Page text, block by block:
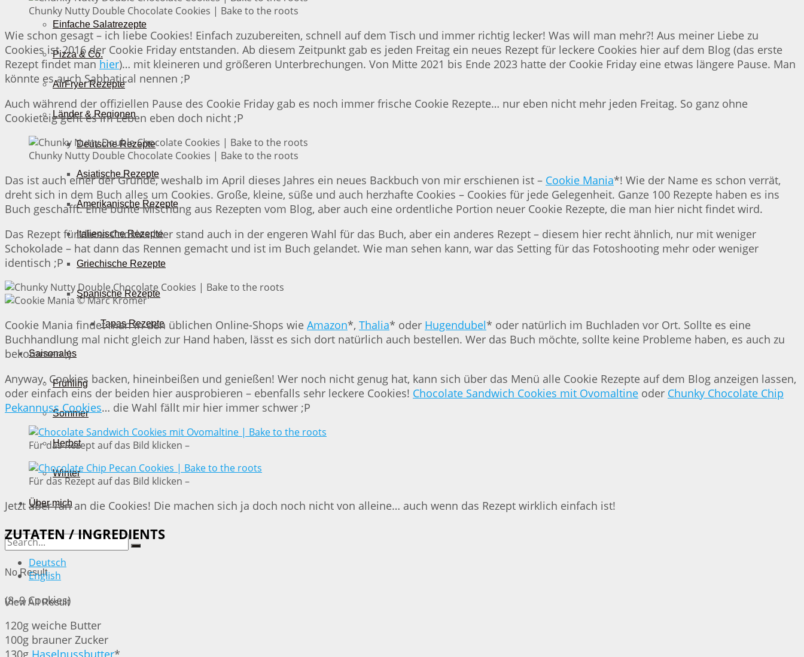
Einfache Salatrezepte
Pizza & Co.
AirFryer Rezepte
Länder & Regionen
Deutsche Rezepte
Asiatische Rezepte
Amerikanische Rezepte
Italienische Rezepte
Griechische Rezepte
Spanische Rezepte
Tapas Rezepte
Saisonales
Frühling
Sommer
Herbst
Winter
Über mich
No Result
View All Result
Chunky Nutty Double Chocolate Cookies | Bake to the roots
Wie schon gesagt – ich liebe Cookies! Einfach zuzubereiten, schnell auf dem Tisch und immer richtig lecker! Was will man mehr?! Aus meiner Liebe zu
Cookies ist 2016 der Cookie Friday entstanden. Ab diesem Zeitpunkt gab es jeden Freitag ein neues Rezept für leckere Cookies hier auf dem Blog (das erste
Rezept findet man hier)… mit kleineren und größeren Unterbrechungen. Von Mitte 2021 bis Ende 2023 hatte der Cookie Friday eine etwas längere Pause. Man
könnte es auch Sabbatical nennen ;P
Auch während der offiziellen Pause des Cookie Friday gab es noch immer frische Cookie Rezepte… nur eben nicht mehr jeden Freitag. So ganz ohne
Cookieteig geht es im Leben eben doch nicht ;P
Chunky Nutty Double Chocolate Cookies | Bake to the roots
Das ist auch einer der Gründe, weshalb im April dieses Jahres ein neues Backbuch von mir erschienen ist – Cookie Mania*! Wie der Name es schon verrät,
dreht sich in dem Buch alles um Cookies. Große, kleine, süße und auch herzhafte Cookies – Cookies für jede Gelegenheit. Ganze 100 Rezepte haben es ins
Buch geschafft. Eine bunte Mischung aus Rezepten vom Blog, aber auch eine ordentliche Portion neuer Cookie Rezepte, die man hier nicht findet wird.
Das Rezept für diese Cookies hier stand auch in der engeren Wahl für das Buch, aber ein anderes Rezept – diesem hier recht ähnlich, nur mit weniger
Schokolade – hat dann das Rennen gemacht und ist im Buch gelandet. Wie man sehen kann, war das Setting für das Fotoshooting mehr oder weniger
identisch ;P
Cookie Mania findet man in den üblichen Online-Shops wie Amazon*, Thalia* oder Hugendubel* oder natürlich im Buchladen vor Ort. Sollte es eine
Buchhandlung mal nicht gleich zur Hand haben, lässt es sich dort natürlich auch bestellen. Wer das Buch möchte, sollte keine Probleme haben, es auch zu
bekommen ;)
Anyway. Cookies backen, hineinbeißen und genießen! Wer noch nicht genug hat, kann sich über das Menü alle Cookie Rezepte auf dem Blog anzeigen lassen,
oder einfach eins der beiden hier ausprobieren – ebenfalls sehr leckere Cookies! Chocolate Sandwich Cookies mit Ovomaltine oder Chunky Chocolate Chip
Pekannuss Cookies… die Wahl fällt mir hier immer schwer ;P
Für das Rezept auf das Bild klicken –
Für das Rezept auf das Bild klicken –
Jetzt aber ran an die Cookies! Die machen sich ja doch noch nicht von alleine… auch wenn das Rezept wirklich einfach ist!
ZUTATEN / INGREDIENTS
Deutsch
English
(8–9 Cookies)
120g weiche Butter
100g brauner Zucker
130g Haselnussbutter*